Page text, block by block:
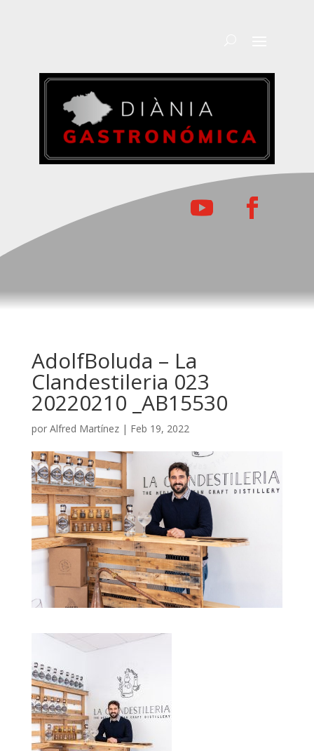
AdolfBoluda – La
Clandestileria 023
20220210 _AB15530
por Alfred Martínez| Feb 19, 2022